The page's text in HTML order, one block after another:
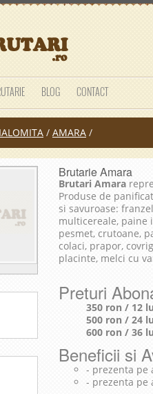
BLOG CONTACT
/ AMARA /
Brutarie Amara
Brutari Amara
Produse de
si savuroase:
multicereale, paine
pesmet, crutoane,
colaci, prapor,
placinte, melci cu
Preturi
350 ron / 12
500 ron / 24
600 ron / 36
Beneficii si
- prezenta pe
- prezenta pe